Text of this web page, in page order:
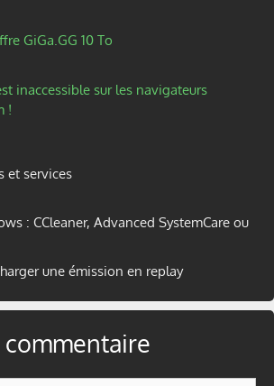
GiGa.GG 10 To
inaccessible sur les navigateurs
!
et services
: CCleaner, Advanced SystemCare ou
une émission en replay
commentaire